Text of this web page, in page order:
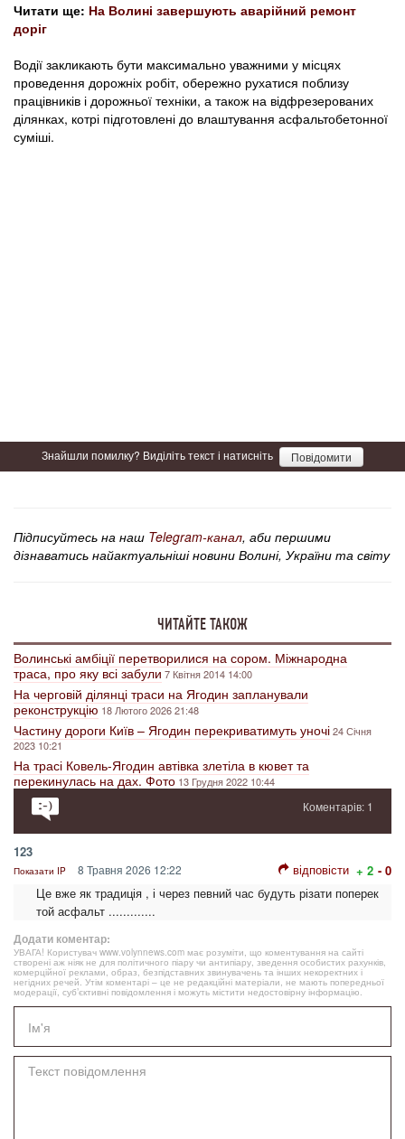
Читати ще: На Волині завершують аварійний ремонт
доріг
Водії закликають бути максимально уважними у місцях
проведення дорожніх робіт, обережно рухатися поблизу
працівників і дорожньої техніки, а також на відфрезерованих
ділянках, котрі підготовлені до влаштування асфальтобетонної
суміші.
Знайшли помилку? Виділіть текст і натисніть Повідомити
Підписуйтесь на наш Telegram-канал, аби першими
дізнаватись найактуальніші новини Волині, України та світу
ЧИТАЙТЕ ТАКОЖ
Волинські амбіції перетворилися на сором. Міжнародна
траса, про яку всі забули7 Квітня 2014 14:00
На черговій ділянці траси на Ягодин запланували
реконструкцію 18 Лютого 2026 21:48
Частину дороги Київ – Ягодин перекриватимуть уночі24 Січня
2023 10:21
На трасі Ковель-Ягодин автівка злетіла в кювет та
перекинулась на дах. Фото 13 Грудня 2022 10:44
Коментарів: 1
123
Показати IP 8 Травня 2026 12:22 відповісти + 2 - 0
Це вже як традиція , і через певний час будуть різати поперек
той асфальт .............
Додати коментар:
УВАГА! Користувач www.volynnews.com має розуміти, що коментування на сайті
створені аж ніяк не для політичного піару чи антипіару, зведення особистих рахунків,
комерційної реклами, образ, безпідставних звинувачень та інших некоректних і
негідних речей. Утім коментарі – це не редакційні матеріали, не мають попередньої
модерації, суб’єктивні повідомлення і можуть містити недостовірну інформацію.